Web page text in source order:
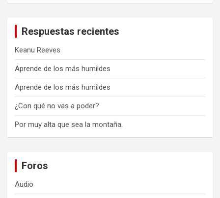
Respuestas recientes
Keanu Reeves
Aprende de los más humildes
Aprende de los más humildes
¿Con qué no vas a poder?
Por muy alta que sea la montaña.
Foros
Audio